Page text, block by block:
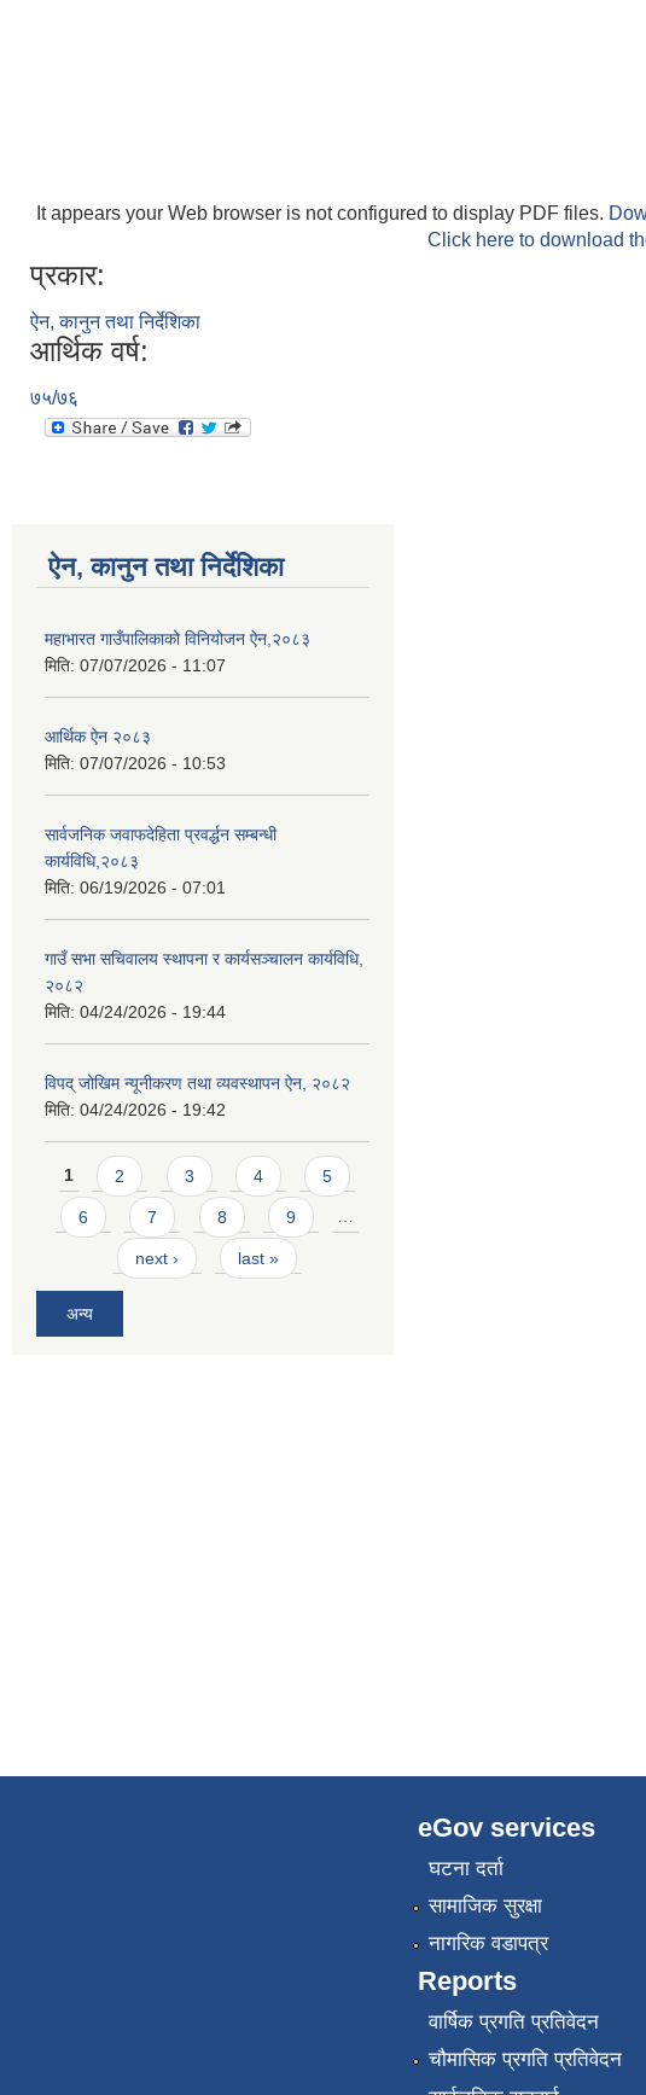
It appears your Web browser is not configured to display PDF files.
Click here to download
प्रकार:
ऐन, कानुन तथा निर्देशिका
आर्थिक वर्ष:
७५/७६
ऐन, कानुन तथा निर्देशिका
महाभारत गाउँपालिकाको विनियोजन ऐन,२०८३
मिति: 07/07/2026 - 11:07
आर्थिक ऐन २०८३
मिति: 07/07/2026 - 10:53
सार्वजनिक जवाफदेहिता प्रवर्द्धन सम्बन्धी
कार्यविधि,२०८३
मिति: 06/19/2026 - 07:01
गाउँ सभा सचिवालय स्थापना र कार्यसञ्चालन कार्यविधि,
२०८२
मिति: 04/24/2026 - 19:44
विपद् जोखिम न्यूनीकरण तथा व्यवस्थापन ऐन, २०८२
मिति: 04/24/2026 - 19:42
Pages
1 2 3 4 5
6 7 8 9 …
next › last »
अन्य
eGov services
घटना दर्ता
सामाजिक सुरक्षा
नागरिक वडापत्र
Reports
वार्षिक प्रगति प्रतिवेदन
चौमासिक प्रगति प्रतिवेदन